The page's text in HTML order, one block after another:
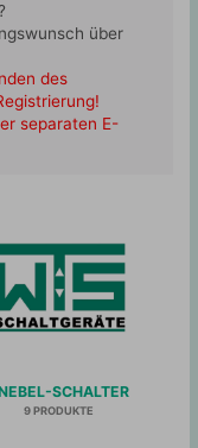
über
des
separaten E-
SCHALTER
9 PRODUKTE